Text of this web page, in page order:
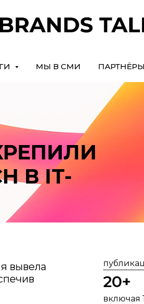
МЫ В СМИ ПАРТНЁРЫ
В IT-
вывела
20+
включая